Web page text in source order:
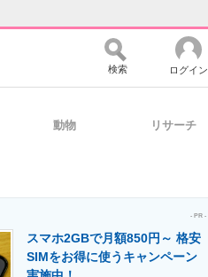
マーケ×ITの今がよく分かる
検索 ログイン
動物 リサーチ
- PR -
スマホ2GBで月額850円～ 格安
SIMをお得に使うキャンペーン